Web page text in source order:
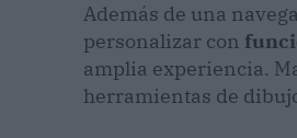
Además de una
personalizar con
amplia experiencia.
herramientas de